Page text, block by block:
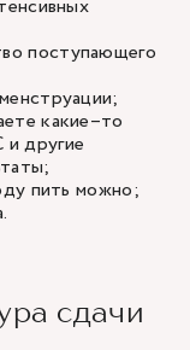
поступающего
какие–то
другие
пить можно;
сдачи